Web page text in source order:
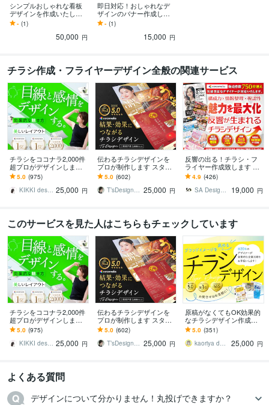
シンプルおしゃれな看板
デザインを作成いたしま
す シンプル、おしゃれな
看板デザインです
- (1)
50,000 円
即日対応！おしゃれなデ
ザインのバナー作成しま
す 女子ウケする可愛い見
やすいバナーが得意で
- (1)
15,000 円
チラシ作成・フライヤーデザイン全般の関連サービス
チラシをココナラ2,000件
超プロがデザインします
美しいレイアウト、目を
惹くビジュアルのフライ
ヤー・チラシ
5.0 (975)
KIKKI design 25,000 円
伝わるチラシデザインを
プロが制作します スター
トアップ企業から老舗ま
で！反響を実感できるチ
ラシを
5.0 (602)
T’sDesign（ティーズデザイン） 25,000 円
反響の出る！チラシ・フ
ライヤー作成致します 集
客・売上UP！見やすい・
伝わる・効果的なチラ
シ 修正無制限
4.9 (426)
SA Design_デザイナー
19,000 円
このサービスを見た人はこちらもチェックしています
チラシをココナラ2,000件
超プロがデザインします
美しいレイアウト、目を
惹くビジュアルのフライ
ヤー・チラシ
5.0 (975)
KIKKI design 25,000 円
伝わるチラシデザインを
プロが制作します スター
トアップ企業から老舗ま
で！反響を実感できるチ
ラシを
5.0 (602)
T’sDesign（ティーズデザイン） 25,000 円
原稿がなくてもOK効果的
なチラシデザイン作成し
ます プロデザイナーが洗
練されたデザインと構成
で企業価値を高めます
5.0 (351)
kaoriya design｜デザイナー
25,000 円
よくある質問
デザインについて分かりません！丸投げできますか？